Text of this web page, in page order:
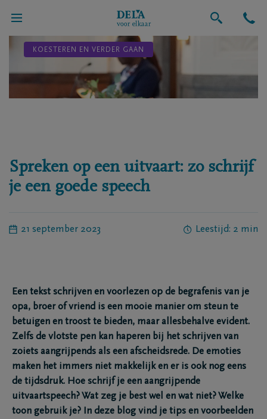
KOESTEREN EN VERDER GAAN
Spreken op een uitvaart: zo schrijf
je een goede speech
21 september 2023 Leestijd: 2 min
Een tekst schrijven en voorlezen op de begrafenis van je
opa, broer of vriend is een mooie manier om steun te
betuigen en troost te bieden, maar allesbehalve evident.
Zelfs de vlotste pen kan haperen bij het schrijven van
zoiets aangrijpends als een afscheidsrede. De emoties
maken het immers niet makkelijk en er is ook nog eens
de tijdsdruk. Hoe schrijf je een aangrijpende
uitvaartspeech? Wat zeg je best wel en wat niet? Welke
toon gebruik je? In deze blog vind je tips en voorbeelden